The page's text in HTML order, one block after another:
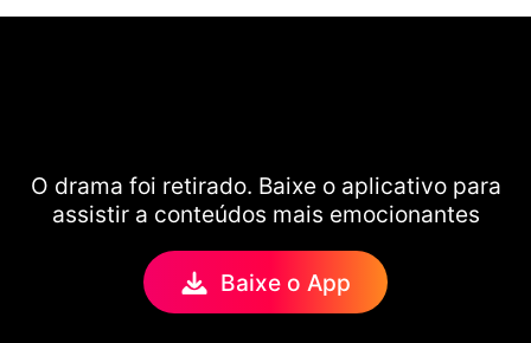
O drama foi retirado. Baixe o aplicativo para
assistir a conteúdos mais emocionantes
Baixe o App